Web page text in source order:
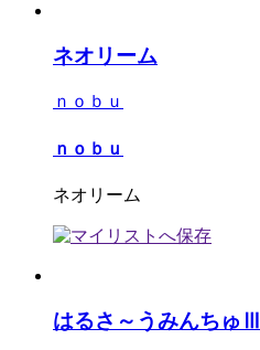
ネオリーム
ｎｏｂｕ
ｎｏｂｕ
ネオリーム
はるさ～うみんちゅⅢ